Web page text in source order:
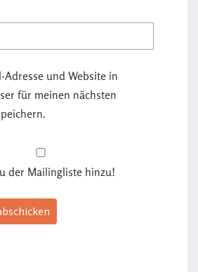
Adresse und Website in
für meinen nächsten
der Mailingliste hinzu!